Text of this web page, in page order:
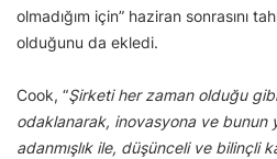
olmadığım için” haziran sonrasını
olduğunu da ekledi.
Cook, “Şirketi her zaman olduğu
odaklanarak, inovasyona ve bunun
adanmışlık ile, düşünceli ve bilinçli